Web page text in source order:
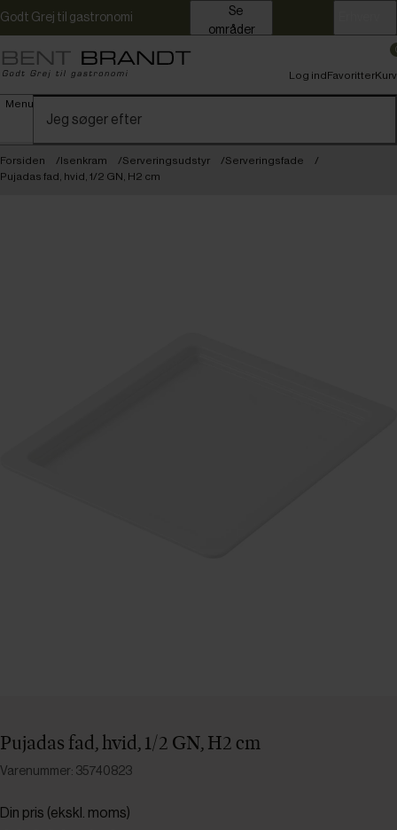
Godt Grej til gastronomi
områder
Menu
Log indFavoritterKurv
Forsiden Isenkram Serveringsudstyr
Serveringsfade
Pujadas fad, hvid, 1/2 GN, H2 cm
Pujadas fad, hvid, 1/2 GN, H2 cm
Varenummer: 35740823
Din pris (ekskl. moms)